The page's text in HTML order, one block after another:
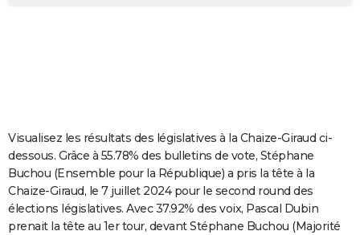
Carte de Noël
Carte Bonne année
Carte Saint-Valentin
Carte Pâques
Carte d'anniversaire
DICTIONNAIRE
Dictionnaire
Biographies
Citations
Expressions
Proverbes
PROGRAMME TV
COPAINS D'AVANT
Visualisez les résultats des législatives à la Chaize-Giraud ci-
dessous. Grâce à 55.78% des bulletins de vote, Stéphane
Buchou (Ensemble pour la République) a pris la tête à la
Chaize-Giraud, le 7 juillet 2024 pour le second round des
élections législatives. Avec 37.92% des voix, Pascal Dubin
prenait la tête au 1er tour, devant Stéphane Buchou (Majorité